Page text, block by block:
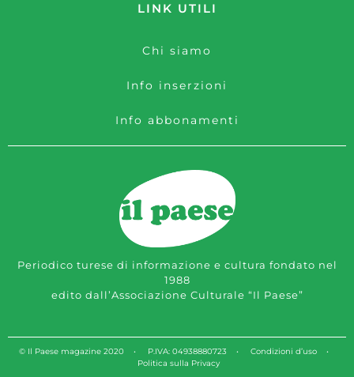
Periodico turese di informazione e cultura fondato nel
1988
edito dall’Associazione Culturale “Il Paese”
LINK UTILI
Chi siamo
Info inserzioni
Info abbonamenti
© Il Paese magazine 2020 • P.IVA: 04938880723 • Condizioni d’uso•
Politica sulla Privacy